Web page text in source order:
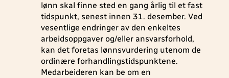
lønn skal finne sted en gang årlig til et fast
tidspunkt, senest innen 31. desember. Ved
vesentlige endringer av den enkeltes
arbeidsoppgaver og/eller ansvarsforhold,
kan det foretas lønnsvurdering utenom de
ordinære forhandlingstidspunktene.
Medarbeideren kan be om en